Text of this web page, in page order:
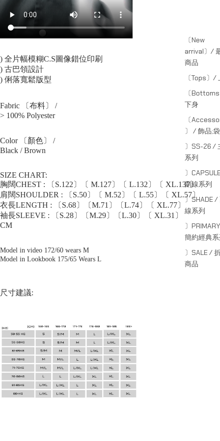
〔New
arrival〕/
商品
〔Tops〕/
〔
下身
〔
〕 / 飾品;袋
〕SS-26 /
系列
〕
副線系列
〕SHADE /
線系列
〕
簡約經典
〕SALE /
商品
) 全片幅模糊C.S圖像錯位印刷
) 古巴領設計
) 俐落寬鬆版型
Fabric 〔布料〕 /
> 100% Polyester
Color 〔顏色〕 /
Black / Brown
SIZE CHART:
胸闊CHEST : 〔S.122〕〔 M.127〕〔 L.132〕〔 XL.137〕
肩闊SHOULDER : 〔S.50〕〔 M.52〕〔 L.55〕〔 XL.57〕
衣長LENGTH : 〔S.68〕〔M.71〕〔L.74〕〔 XL.77〕
袖長SLEEVE : 〔S.28〕〔M.29〕〔L.30〕〔 XL.31〕
CM
Model in video 172/60 wears M
Model in Lookbook 175/65 Wears L
尺寸建議: